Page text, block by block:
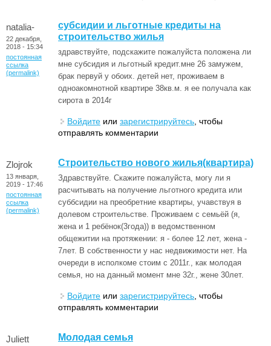
natalia-
22 декабря,
2018 - 15:34
постоянная
ссылка
(permalink)
субсидии и льготные кредиты на
строительство жилья
здравствуйте, подскажите пожалуйста положена ли
мне субсидия и льготный кредит.мне 26 замужем,
брак первуй у обоих. детей нет, проживаем в
одноакомнотной квартире 38кв.м. я ее получала как
сирота в 2014г
Войдите или зарегистрируйтесь , чтобы
отправлять комментарии
Zlojrok
13 января,
2019 - 17:46
постоянная
ссылка
(permalink)
Строительство нового жилья(квартира)
Здравствуйте. Скажите пожалуйста, могу ли я
расчитывать на получение льготного кредита или
суббсидии на преобретние квартиры, учавствуя в
долевом строительстве. Проживаем с семьёй (я,
жена и 1 ребёнок(3года)) в ведомственном
общежитии на протяжении: я - более 12 лет, жена -
7лет. В собственности у нас недвижимости нет. На
очереди в исполкоме стоим с 2011г., как молодая
семья, но на данный момент мне 32г., жене 30лет.
Войдите или зарегистрируйтесь , чтобы
отправлять комментарии
Juliett Молодая семья